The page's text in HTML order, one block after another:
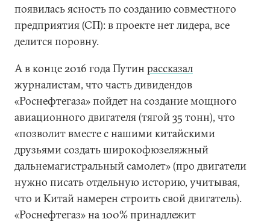
появилась ясность по созданию совместного
предприятия (СП): в проекте нет лидера, все
делится поровну.
А в конце 2016 года Путин рассказал
журналистам, что часть дивидендов
«Роснефтегаза» пойдет на создание мощного
авиационного двигателя (тягой 35 тонн), что
«позволит вместе с нашими китайскими
друзьями создать широкофюзеляжный
дальнемагистральный самолет» (про двигатели
нужно писать отдельную историю, учитывая,
что и Китай намерен строить свой двигатель).
«Роснефтегаз» на 100% принадлежит